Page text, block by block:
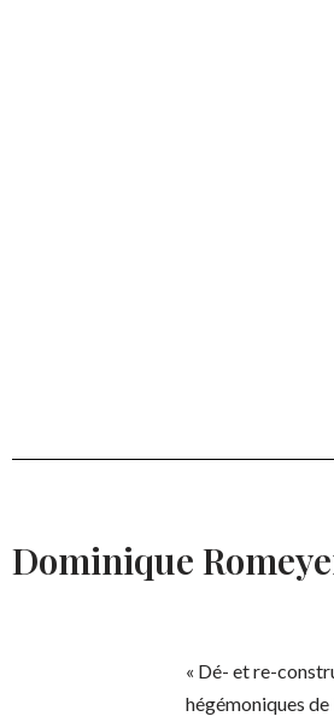
Dominique
« Dé- et re-
hégémoniques